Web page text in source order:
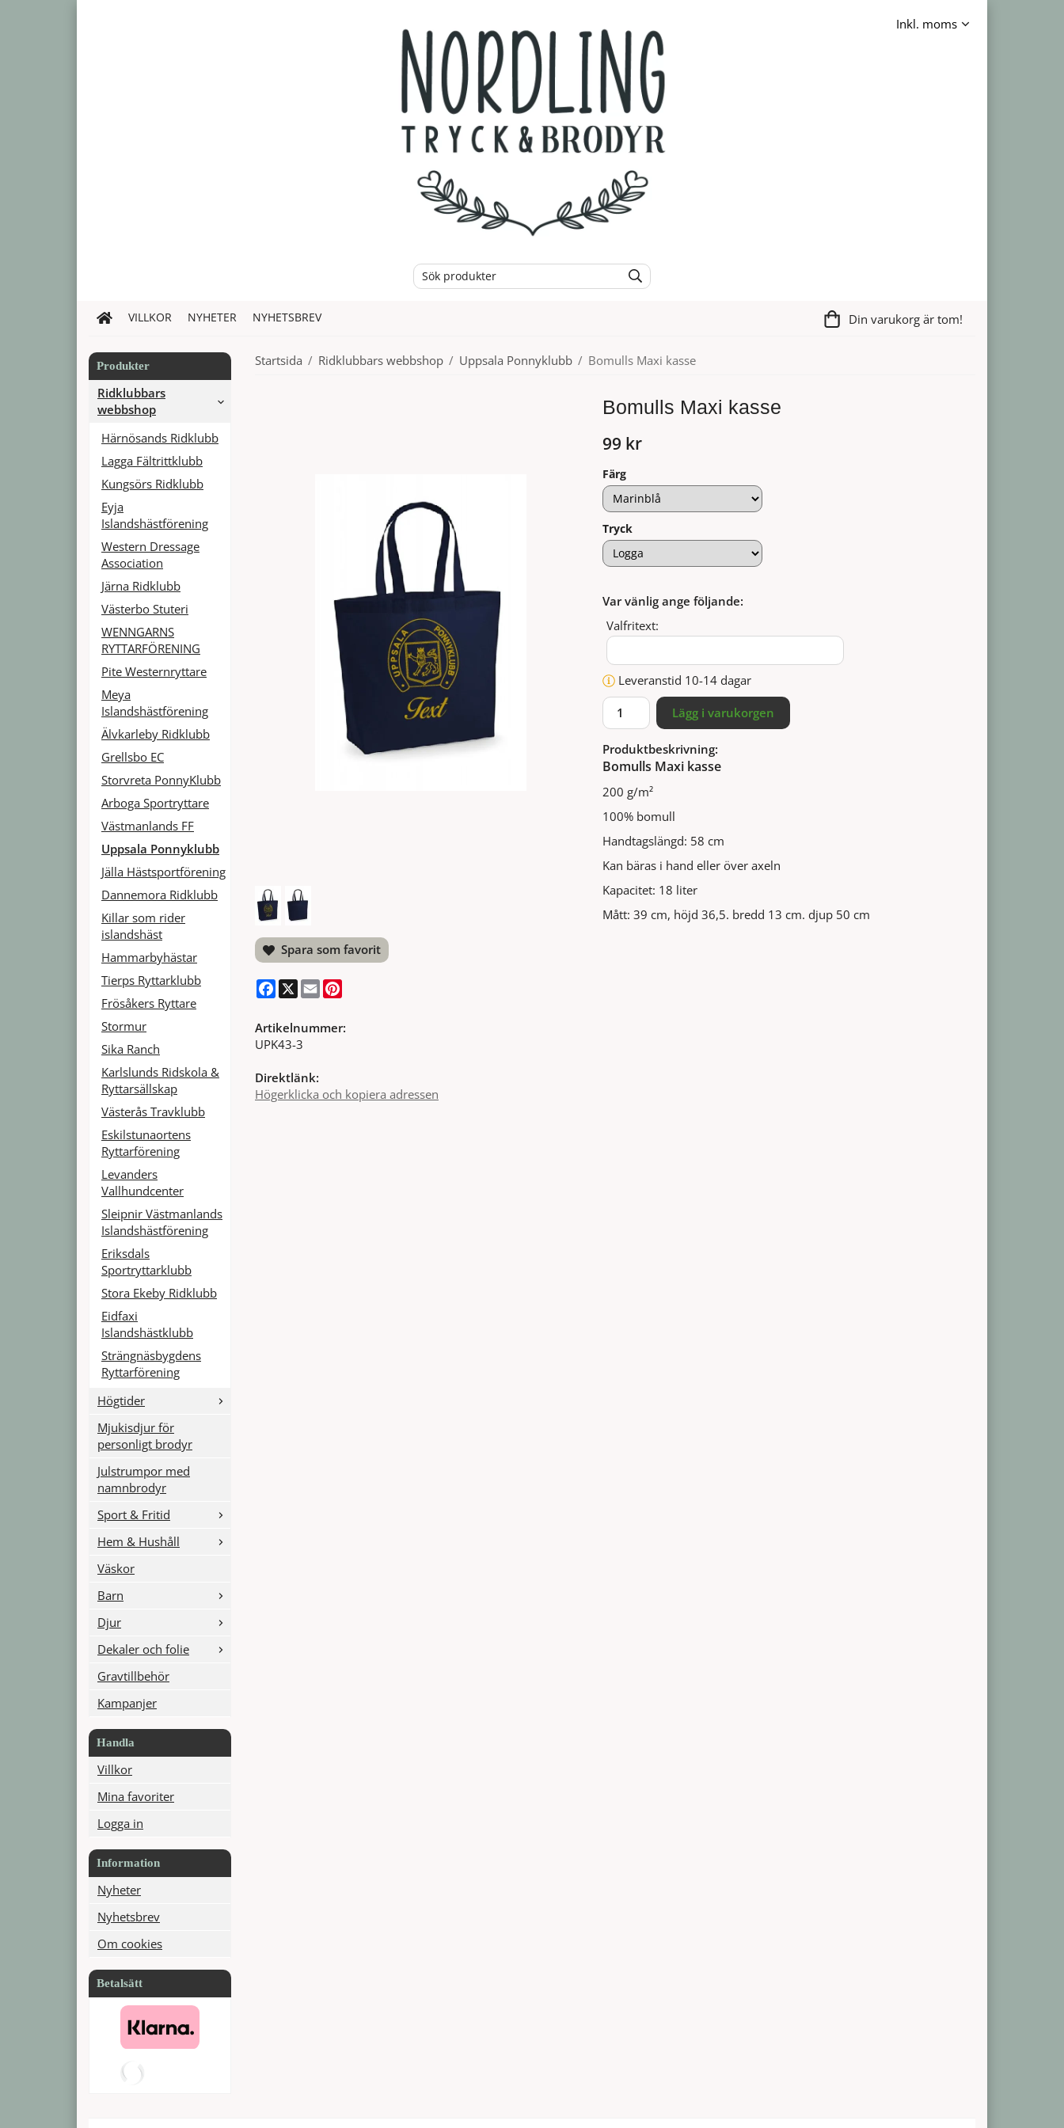
VILLKOR NYHETER NYHETSBREV Din varukorg är tom!
Produkter
Ridklubbars
webbshop
Härnösands Ridklubb
Lagga Fältrittklubb
Kungsörs Ridklubb
Eyja
Islandshästförening
Western Dressage
Association
Järna Ridklubb
Västerbo Stuteri
WENNGARNS
RYTTARFÖRENING
Pite Westernryttare
Meya
Islandshästförening
Älvkarleby Ridklubb
Grellsbo EC
Storvreta PonnyKlubb
Arboga Sportryttare
Västmanlands FF
Uppsala Ponnyklubb
Jälla Hästsportförening
Dannemora Ridklubb
Killar som rider
islandshäst
Hammarbyhästar
Tierps Ryttarklubb
Frösåkers Ryttare
Stormur
Sika Ranch
Karlslunds Ridskola &
Ryttarsällskap
Västerås Travklubb
Eskilstunaortens
Ryttarförening
Levanders
Vallhundcenter
Sleipnir Västmanlands
Islandshästförening
Eriksdals
Sportryttarklubb
Stora Ekeby Ridklubb
Eidfaxi
Islandshästklubb
Strängnäsbygdens
Ryttarförening
Högtider
Mjukisdjur för
personligt brodyr
Julstrumpor med
namnbrodyr
Sport & Fritid
Hem & Hushåll
Väskor
Barn
Djur
Dekaler och folie
Gravtillbehör
Kampanjer
Handla
Villkor
Mina favoriter
Logga in
Information
Nyheter
Nyhetsbrev
Om cookies
Betalsätt
Startsida / Ridklubbars webbshop / Uppsala Ponnyklubb / Bomulls Maxi kasse
Bomulls Maxi kasse
99 kr
Färg
Tryck
Var vänlig ange följande:
Valfritext:
Leveranstid 10-14 dagar
Lägg i varukorgen
Produktbeskrivning:
Bomulls Maxi kasse
200 g/m²
100% bomull
Handtagslängd: 58 cm
Kan bäras i hand eller över axeln
Kapacitet: 18 liter
Mått: 39 cm, höjd 36,5. bredd 13 cm. djup 50 cm
Spara som favorit
Facebook
X Email
Artikelnummer:
UPK43-3
Direktlänk:
Högerklicka och kopiera adressen